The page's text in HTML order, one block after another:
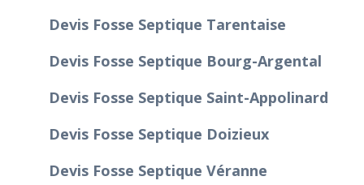
Devis Fosse Septique Tarentaise
Devis Fosse Septique Bourg-Argental
Devis Fosse Septique Saint-Appolinard
Devis Fosse Septique Doizieux
Devis Fosse Septique Véranne